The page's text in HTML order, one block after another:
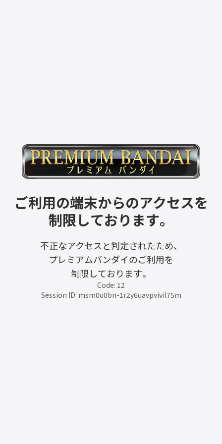
ご利用の端末からのアクセスを
制限しております。
不正なアクセスと判定されたため、
プレミアムバンダイのご利用を
制限しております。
Code: 12
Session ID: msm0u0bn-1r2y6uavpvivil75m